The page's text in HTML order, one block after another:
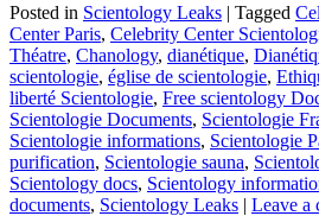
Posted in Scientology Leaks | Tagged
Center Paris, Celebrity Center
Théatre, Chanology, dianétique,
scientologie, église de scientologie,
liberté Scientologie, Free scientology
Scientologie Documents, Scientologie
Scientologie informations, Scientologie
purification, Scientologie sauna,
Scientology docs, Scientology
documents, Scientology Leaks | Leave a